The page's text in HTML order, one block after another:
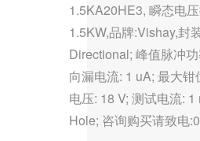
1.5KA20HE3, 瞬态电
1.5KW,品牌:Vishay,封
Directional; 峰值脉冲
向漏电流: 1 uA; 最大
电压: 18 V; 测试电流:
Hole; 咨询购买请致电